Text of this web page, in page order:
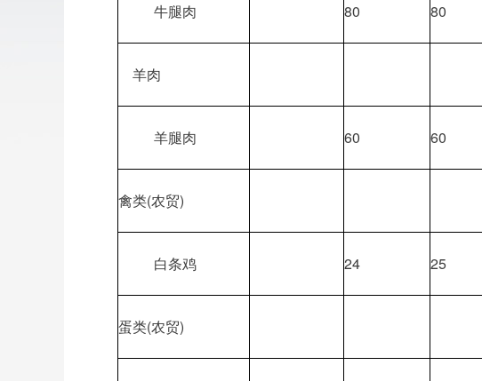
牛腿肉 80 80
羊肉
羊腿肉 60 60
禽类(农贸)
白条鸡 24 25
蛋类(农贸)